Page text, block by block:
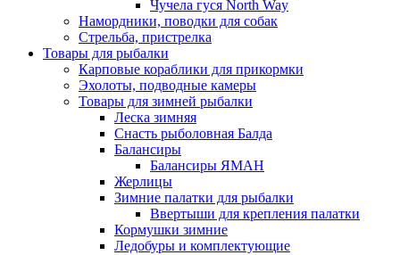
Чучела гуся North Way
Намордники, поводки для собак
Стрельба, пристрелка
Товары для рыбалки
Карповые кораблики для прикормки
Эхолоты, подводные камеры
Товары для зимней рыбалки
Леска зимняя
Снасть рыболовная Балда
Балансиры
Балансиры ЯМАН
Жерлицы
Зимние палатки для рыбалки
Ввертыши для крепления палатки
Кормушки зимние
Ледобуры и комплектующие